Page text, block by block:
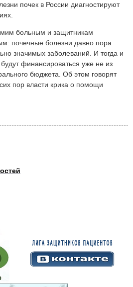
почек в России диагностируют
больным и защитникам
почечные болезни давно пора
значимых заболеваний. И тогда и
финансироваться уже не из
бюджета. Об этом говорят
пор власти крика о помощи